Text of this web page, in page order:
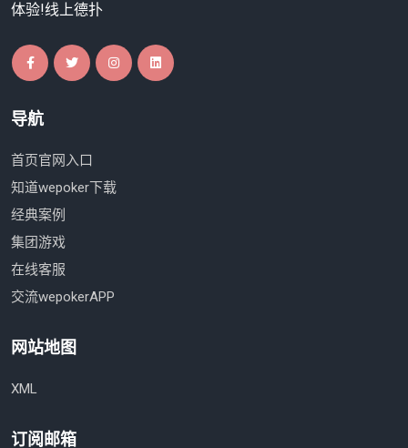
体验!线上德扑
导航
首页官网入口
知道wepoker下载
经典案例
集团游戏
在线客服
交流wepokerAPP
网站地图
XML
订阅邮箱